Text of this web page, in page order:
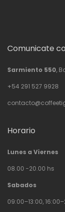
Comunicate
Sarmiento 550,
+54 291 527 9928
Horario
Lunes a Viernes
08.00 -20.00 hs
Sabados
09:00–13:00,